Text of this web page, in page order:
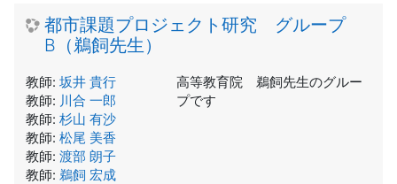
都市課題プロジェクト研究 グループ
B（鵜飼先生）
高等教育院 鵜飼先生のグルー
プです
教師: 坂井 貴行
教師: 川合 一郎
教師: 杉山 有沙
教師: 松尾 美香
教師: 渡部 朗子
教師: 鵜飼 宏成